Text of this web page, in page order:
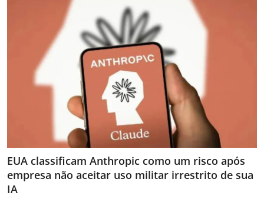
EUA classificam Anthropic como um risco após
empresa não aceitar uso militar irrestrito de sua
IA